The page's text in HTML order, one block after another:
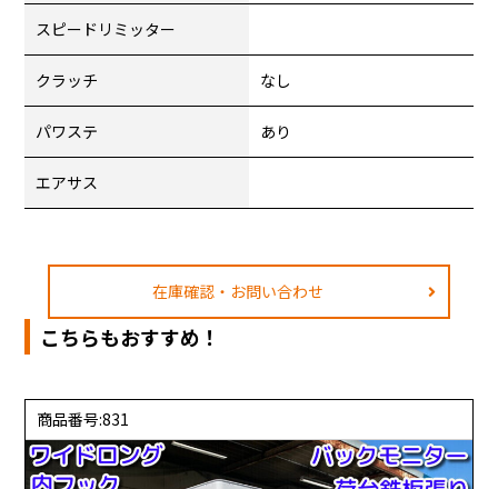
スピードリミッター
クラッチ なし
パワステ あり
エアサス
在庫確認・お問い合わせ
こちらもおすすめ！
商品番号:831